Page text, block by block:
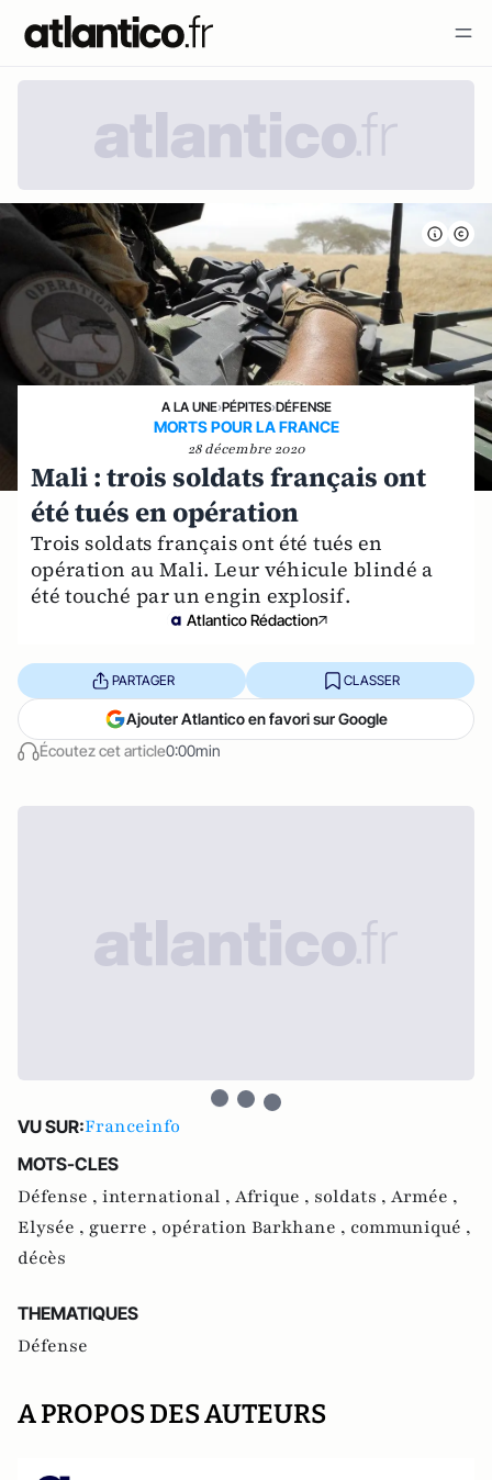
A LA UNE›PÉPITES›DÉFENSE
MORTS POUR LA FRANCE
28 décembre 2020
Mali : trois soldats français ont
été tués en opération
Trois soldats français ont été tués en
opération au Mali. Leur véhicule blindé a
été touché par un engin explosif.
Atlantico Rédaction
Écoutez cet article0:00min
PARTAGER CLASSER
Ajouter Atlantico en favori sur Google
VU SUR:Franceinfo
MOTS-CLES
Défense , international , Afrique , soldats , Armée ,
Elysée , guerre , opération Barkhane , communiqué ,
décès
THEMATIQUES
Défense
A PROPOS DES AUTEURS